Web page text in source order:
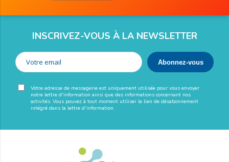
INSCRIVEZ-VOUS À LA NEWSLETTER
Votre adresse de messagerie est uniquement utilisée pour vous envoyer
notre lettre d'information ainsi que des informations concernant nos
activités. Vous pouvez à tout moment utiliser le lien de désabonnement
intégré dans la lettre d'information.